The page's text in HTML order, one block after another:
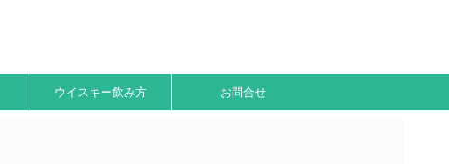
ウイスキー飲み方 お問合せ